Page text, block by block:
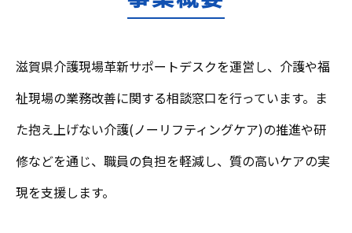
滋賀県介護現場革新サポートデスクを運営し、介護や福
祉現場の業務改善に関する相談窓口を行っています。ま
た抱え上げない介護(ノーリフティングケア)の推進や研
修などを通じ、職員の負担を軽減し、質の高いケアの実
現を支援します。